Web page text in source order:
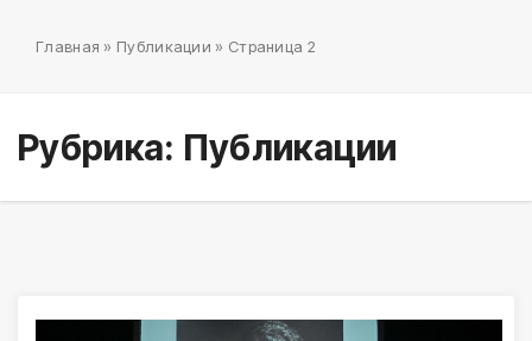
Главная » Публикации » Страница 2
Рубрика: Публикации